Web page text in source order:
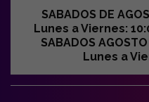
SABADOS DE
Lunes a Viernes:
SABADOS
Lunes a